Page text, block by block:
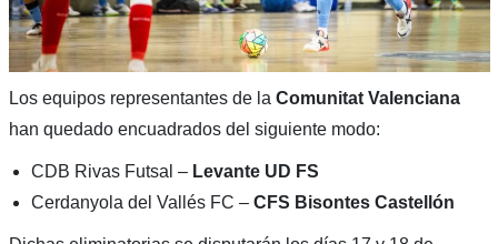
Los equipos representantes de la Comunitat Valenciana
han quedado encuadrados del siguiente modo:
CDB Rivas Futsal – Levante UD FS
Cerdanyola del Vallés FC – CFS Bisontes Castellón